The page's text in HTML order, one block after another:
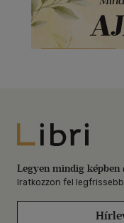
Libri
Legyen mindig képben
Iratkozzon fel